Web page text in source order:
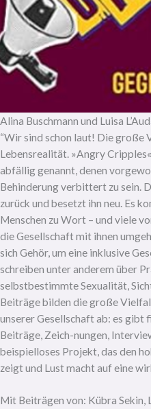
Alina Buschmann und Luisa
“Wir sind schon laut! Die
Lebensrealität. »Angry
abfällig genannt, denen
Behinderung verbittert zu sein.
zurück und besetzt ihn neu. Es
Menschen zu Wort – und viele
die Gesellschaft mit ihnen
sich Gehör, um eine inklusive
schreiben unter anderem über
selbstbestimmte Sexualität,
Beiträge bilden die große
unserer Gesellschaft ab: es gibt
Beiträge, Zeich-nungen,
beispielloses Projekt, das den
zeigt und Lust macht auf eine
Mit Beiträgen von: Kübra Sekin,